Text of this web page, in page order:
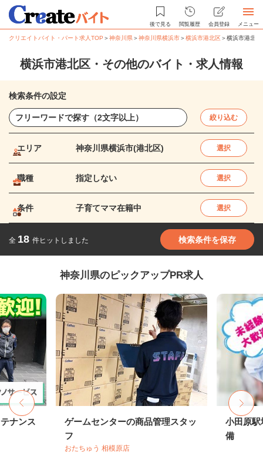
後で見る 閲覧履歴 会員登録 メニュー
クリエイトバイト・パート求人TOP ＞神奈川県＞神奈川県横浜市＞横浜市港北区＞横浜市港北
横浜市港北区・その他のバイト・求人情報
検索条件の設定
絞り込む
エリア 神奈川県横浜市(港北区) 選択
職種 指定しない 選択
条件 子育てママ在籍中 選択
全 18 件ヒットしました 検索条件を保存
神奈川県のピックアップPR求人
ナンス
ゲームセンターの商品管理スタッ
フ
おたちゅう 相模原店
小田原駅
備